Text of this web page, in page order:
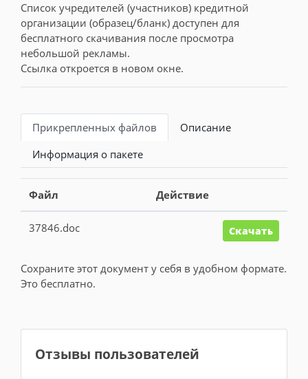
Список учредителей (участников) кредитной
организации (образец/бланк) доступен для
бесплатного скачивания после просмотра
небольшой рекламы.
Ссылка откроется в новом окне.
Прикрепленных файлов
Описание
Информация о пакете
Файл Действие
37846.doc Скачать
Сохраните этот документ у себя в удобном формате.
Это бесплатно.
Отзывы пользователей